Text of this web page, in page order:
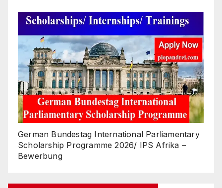
German Bundestag International Parliamentary
Scholarship Programme 2026/ IPS Afrika –
Bewerbung